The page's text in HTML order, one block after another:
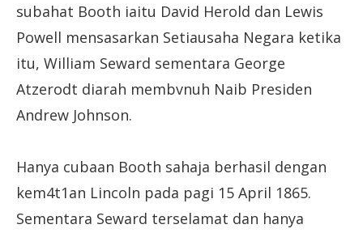
subahat Booth iaitu David Herold dan Lewis
Powell mensasarkan Setiausaha Negara ketika
itu, William Seward sementara George
Atzerodt diarah membvnuh Naib Presiden
Andrew Johnson.
Hanya cubaan Booth sahaja berhasil dengan
kem4t1an Lincoln pada pagi 15 April 1865.
Sementara Seward terselamat dan hanya